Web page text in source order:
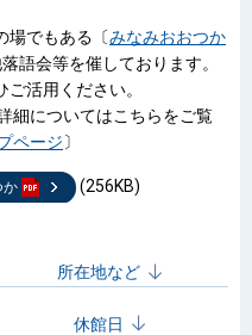
場でもある〔みなみおおつか
語会等を催しております。
活用ください。
細についてはこちらをご覧
ページ〕
か (256KB)
所在地など
休館日